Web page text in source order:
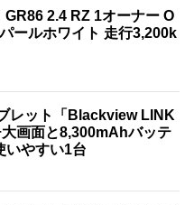
GR86 2.4 RZ 1オーナー O
ールホワイト 走行3,200k
レット「Blackview LINK
画面と8,300mAhバッテ
いやすい1台